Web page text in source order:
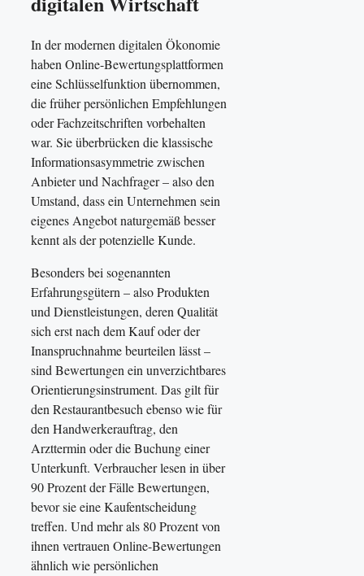
In der modernen digitalen Ökonomie
haben Online-Bewertungsplattformen
eine Schlüsselfunktion übernommen,
die früher persönlichen Empfehlungen
oder Fachzeitschriften vorbehalten
war. Sie überbrücken die klassische
Informationsasymmetrie zwischen
Anbieter und Nachfrager – also den
Umstand, dass ein Unternehmen sein
eigenes Angebot naturgemäß besser
kennt als der potenzielle Kunde.
Besonders bei sogenannten
Erfahrungsgütern – also Produkten
und Dienstleistungen, deren Qualität
sich erst nach dem Kauf oder der
Inanspruchnahme beurteilen lässt –
sind Bewertungen ein unverzichtbares
Orientierungsinstrument. Das gilt für
den Restaurantbesuch ebenso wie für
den Handwerkerauftrag, den
Arzttermin oder die Buchung einer
Unterkunft. Verbraucher lesen in über
90 Prozent der Fälle Bewertungen,
bevor sie eine Kaufentscheidung
treffen. Und mehr als 80 Prozent von
ihnen vertrauen Online-Bewertungen
ähnlich wie persönlichen